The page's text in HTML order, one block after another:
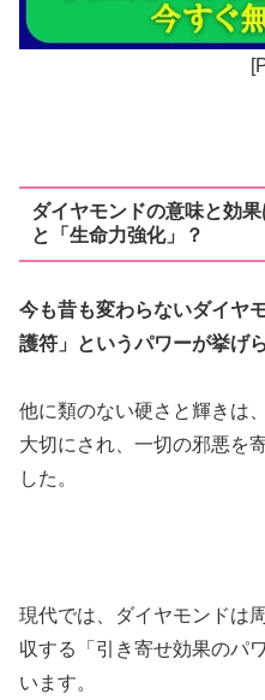
ダイヤモンドの意味と効
と「生命力強化」？
今も昔も変わらないダイヤ
護符」というパワーが挙げ
他に類のない硬さと輝きは
大切にされ、一切の邪悪を
した。
現代では、ダイヤモンドは
収する「引き寄せ効果のパ
います。